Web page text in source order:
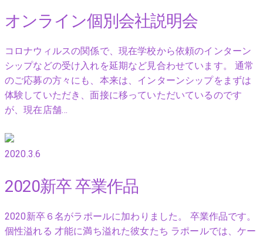
オンライン個別会社説明会
コロナウィルスの関係で、現在学校から依頼のインターン
シップなどの受け入れを延期など見合わせています。 通常
のご応募の方々にも、本来は、インターンシップをまずは
体験していただき、面接に移っていただいているのです
が、現在店舗…
2020.3.6
2020新卒 卒業作品
2020新卒６名がラポールに加わりました。 卒業作品です。
個性溢れる 才能に満ち溢れた彼女たち ラポールでは、ケー